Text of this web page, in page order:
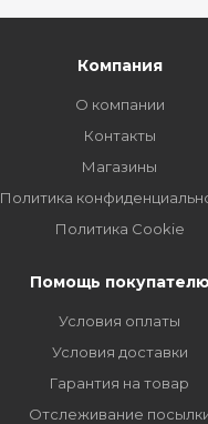
Компания
О компании
Контакты
Магазины
Политика
Политика Cookie
Помощь покупателю
Условия оплаты
Условия доставки
Гарантия на товар
Отслеживание